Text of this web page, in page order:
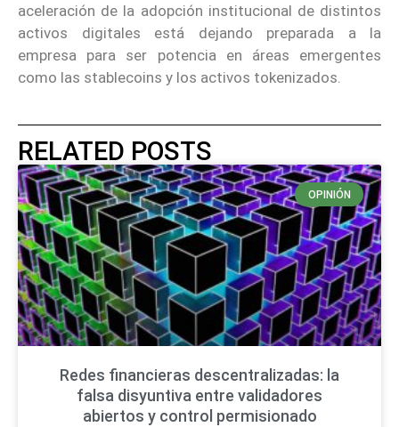
aceleración de la adopción institucional de distintos
activos digitales está dejando preparada a la
empresa para ser potencia en áreas emergentes
como las stablecoins y los activos tokenizados.
RELATED POSTS
OPINIÓN
Redes financieras descentralizadas: la
falsa disyuntiva entre validadores
abiertos y control permisionado